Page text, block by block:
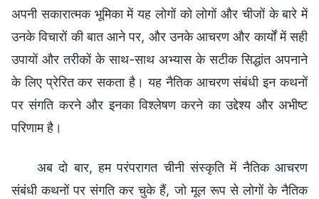
अपनी सकारात्मक भूमिका में यह लोगों को लोगों और चीजों के बारे में
उनके विचारों की बात आने पर, और उनके आचरण और कार्यों में सही
उपायों और तरीकों के साथ-साथ अभ्यास के सटीक सिद्धांत अपनाने
के लिए प्रेरित कर सकता है। यह नैतिक आचरण संबंधी इन कथनों
पर संगति करने और इनका विश्लेषण करने का उद्देश्य और अभीष्ट
परिणाम है।
अब दो बार, हम परंपरागत चीनी संस्कृति में नैतिक आचरण
संबंधी कथनों पर संगति कर चुके हैं, जो मूल रूप से लोगों के नैतिक